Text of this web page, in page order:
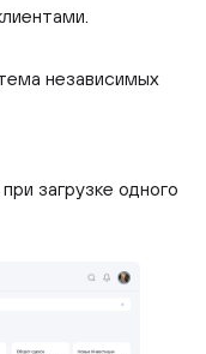
независимых
загрузке одного